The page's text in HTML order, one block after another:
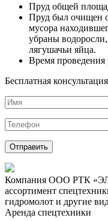
Пруд общей
Пруд был очищен
мусора
убраны
лягушачьи яйца.
Время проведения
Бесплатная консультация
Компания ООО РТК
ассортимент
гидромолот и другие
Аренда спецтехники